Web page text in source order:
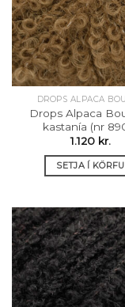
DROPS ALPACA
Drops Alpaca
kastanía (nr
1.120 kr.
SETJA Í KÖRFU